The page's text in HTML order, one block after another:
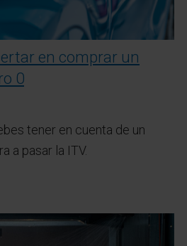
en comprar un
0
tener en cuenta de un
a pasar la ITV.